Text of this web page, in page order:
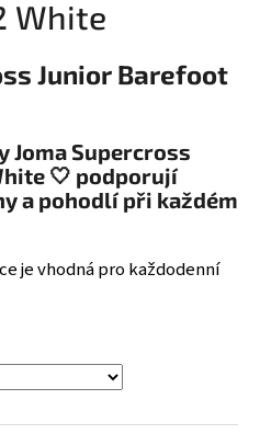
White
Junior Barefoot
Joma Supercross
🤍 podporují
a pohodlí při každém
je vhodná pro každodenní